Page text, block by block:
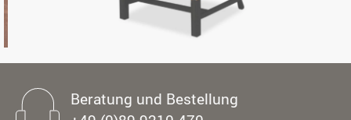
Beratung und Bestellung